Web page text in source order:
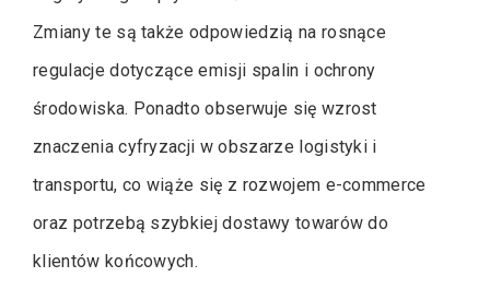
Zmiany te są także odpowiedzią na rosnące
regulacje dotyczące emisji spalin i ochrony
środowiska. Ponadto obserwuje się wzrost
znaczenia cyfryzacji w obszarze logistyki i
transportu, co wiąże się z rozwojem e-commerce
oraz potrzebą szybkiej dostawy towarów do
klientów końcowych.